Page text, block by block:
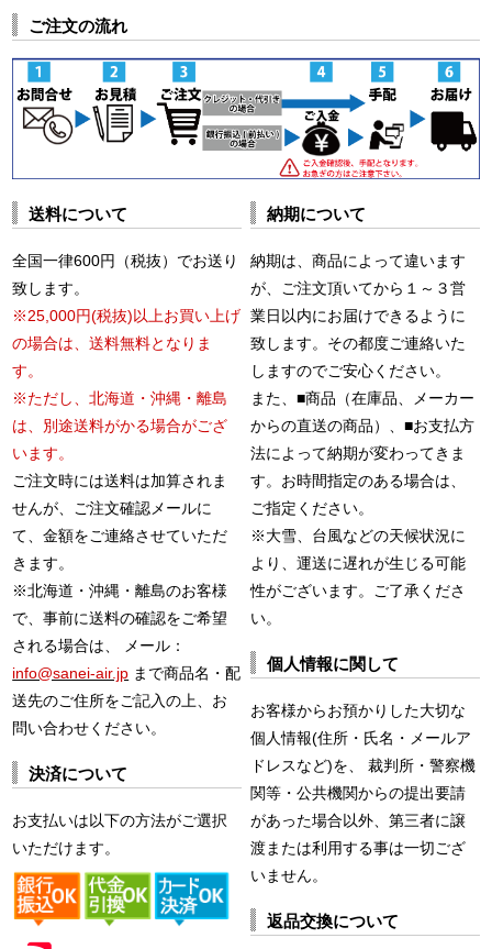
ご注文の流れ
送料について
全国一律600円（税抜）でお送り
致します。
※25,000円(税抜)以上お買い上げ
の場合は、送料無料となりま
す。
※ただし、北海道・沖縄・離島
は、別途送料がかる場合がござ
います。
ご注文時には送料は加算されま
せんが、ご注文確認メールに
て、金額をご連絡させていただ
きます。
※北海道・沖縄・離島のお客様
で、事前に送料の確認をご希望
される場合は、 メール：
info@sanei-air.jp まで商品名・配
送先のご住所をご記入の上、お
問い合わせください。
決済について
お支払いは以下の方法がご選択
いただけます。
納期について
納期は、商品によって違います
が、ご注文頂いてから１～３営
業日以内にお届けできるように
致します。その都度ご連絡いた
しますのでご安心ください。
また、■商品（在庫品、メーカー
からの直送の商品）、■お支払方
法によって納期が変わってきま
す。お時間指定のある場合は、
ご指定ください。
※大雪、台風などの天候状況に
より、運送に遅れが生じる可能
性がございます。ご了承くださ
い。
個人情報に関して
お客様からお預かりした大切な
個人情報(住所・氏名・メールア
ドレスなど)を、 裁判所・警察機
関等・公共機関からの提出要請
があった場合以外、第三者に譲
渡または利用する事は一切ござ
いません。
返品交換について